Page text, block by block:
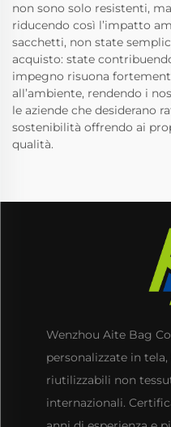
non sono solo resistenti,
riducendo così l’impatto
sacchetti, non state
acquisto: state
impegno risuona
all’ambiente, rendendo i
le aziende che desiderano
sostenibilità offrendo ai
qualità.
Wenzhou Aite Bag
personalizzate in
riutilizzabili non
internazionali.